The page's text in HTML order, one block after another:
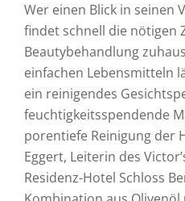
Wer einen Blick in seinen
findet schnell die nötigen
Beautybehandlung
einfachen Lebensmitteln
ein reinigendes
feuchtigkeitsspendende
porentiefe Reinigung der
Eggert, Leiterin des
Residenz-Hotel Schloss